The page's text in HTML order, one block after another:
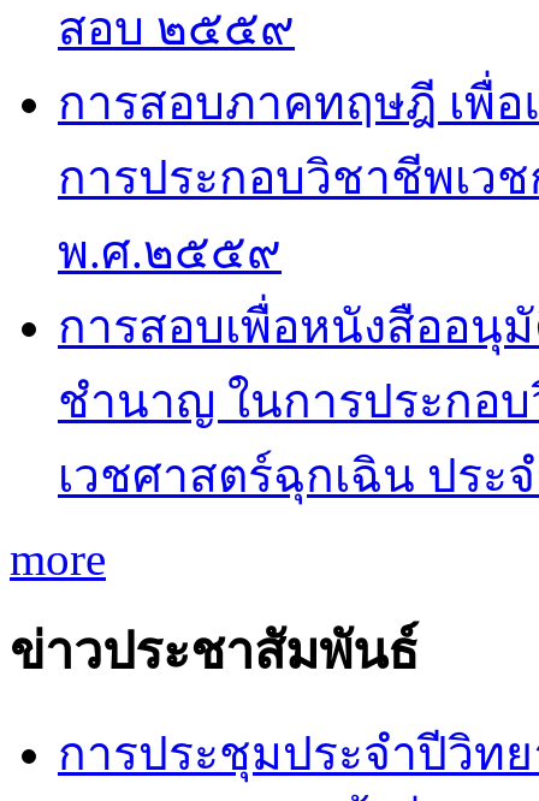
สอบ ๒๕๕๙
การสอบภาคทฤษฎี เพื่
การประกอบวิชาชีพเว
พ.ศ.๒๕๕๙
การสอบเพื่อหนังสืออนุ
ชำนาญ ในการประกอ
เวชศาสตร์ฉุกเฉิน ปร
more
ข่าวประชาสัมพันธ์
การประชุมประจำปีวิท